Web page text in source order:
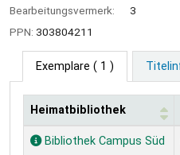
Bearbeitungsvermerk:
3
PPN: 303804211
Exemplare ( 1 )
Exemplare
Heimatbibliothek
Bibliothek Campus Süd